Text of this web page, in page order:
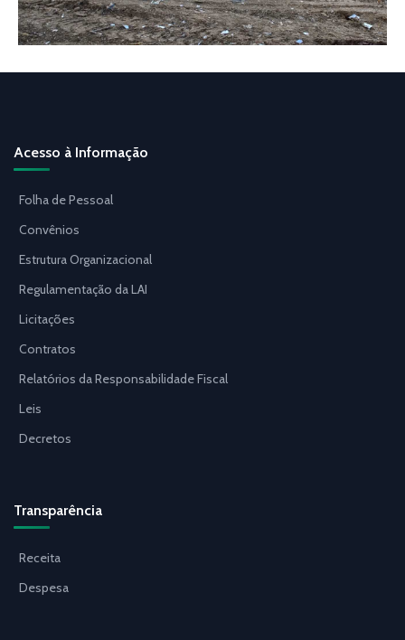
Acesso à Informação
Folha de Pessoal
Convênios
Estrutura Organizacional
Regulamentação da LAI
Licitações
Contratos
Relatórios da Responsabilidade Fiscal
Leis
Decretos
Transparência
Receita
Despesa